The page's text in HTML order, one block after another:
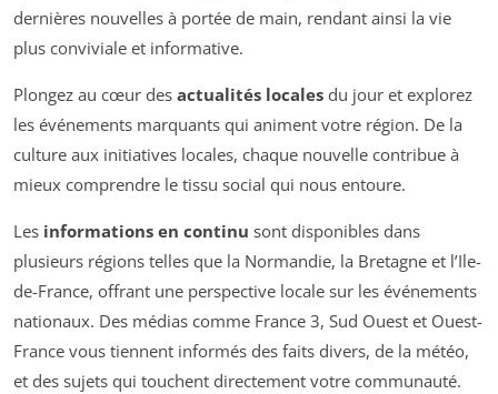
dernières nouvelles à portée de main, rendant ainsi la vie
plus conviviale et informative.
Plongez au cœur des actualités locales du jour et explorez
les événements marquants qui animent votre région. De la
culture aux initiatives locales, chaque nouvelle contribue à
mieux comprendre le tissu social qui nous entoure.
Les informations en continu sont disponibles dans
plusieurs régions telles que la Normandie, la Bretagne et l’Ile-
de-France, offrant une perspective locale sur les événements
nationaux. Des médias comme France 3, Sud Ouest et Ouest-
France vous tiennent informés des faits divers, de la météo,
et des sujets qui touchent directement votre communauté.